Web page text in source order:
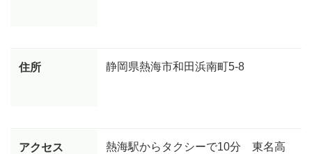
住所 静岡県熱海市和田浜南町5-8
アクセス
熱海駅からタクシーで10分 東名高